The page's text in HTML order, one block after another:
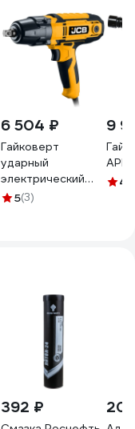
6 504 ₽
Гайковерт
ударный
электрический
JCB 1/2 450Вт
5(3)
9
4.3
392 ₽